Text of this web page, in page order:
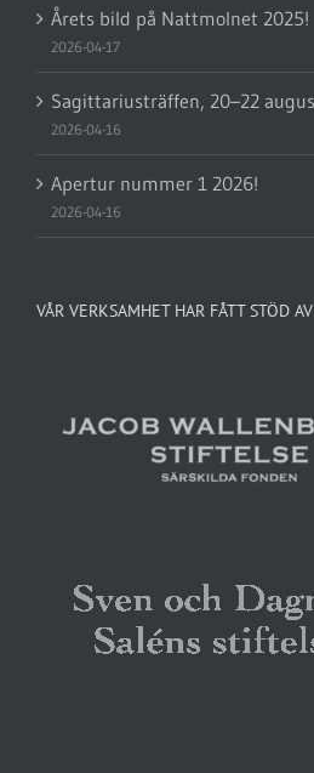
Årets bild på Nattmolnet 2025!
2026-04-17
Sagittariusträffen, 20–22
2026-04-16
Apertur nummer 1 2026!
2026-04-16
VÅR VERKSAMHET HAR FÅTT STÖD